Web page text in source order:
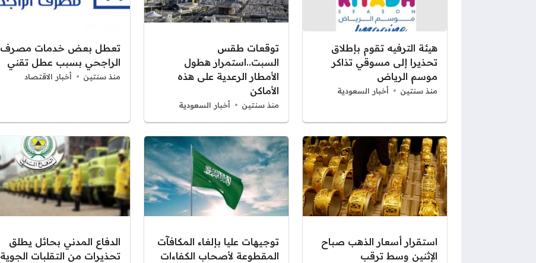
هيئة الترفيه تقوم بإطلاق
تحذيرا إلى مسوقي تذاكر
موسم الرياض
منذ سنتين أخبار السعودية
توقعات طقس
السبت..استمرار هطول
الأمطار الرعدية على هذه
الأماكن
منذ سنتين أخبار السعودية
تعطل بعض خدمات مصرف
الراجحي بسبب عطل تقني
منذ سنتين أخبار الاقتصاد
استقرار أسعار الذهب صباح
الإثنين وسط ترقب
توجيهات عليا بإلغاء المكافآت
المقطوعة لأصحاب الكفاءات
الدفاع المدني بحائل يطلق
تحذيرات من التقلبات الجوية